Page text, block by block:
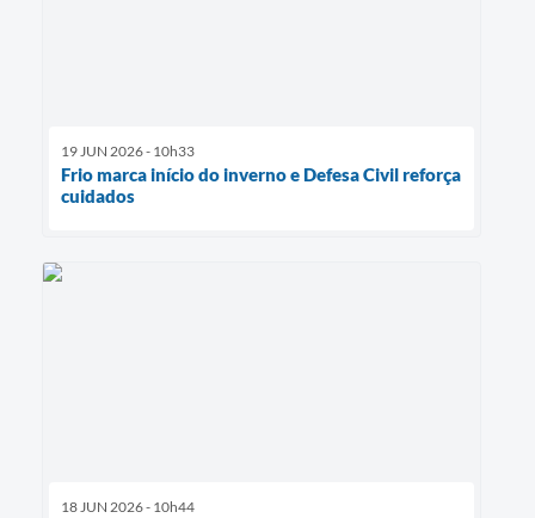
19 JUN 2026 - 10h33
Frio marca início do inverno e Defesa Civil reforça
cuidados
18 JUN 2026 - 10h44